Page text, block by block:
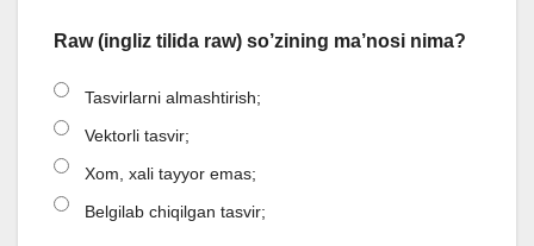
Raw (ingliz tilida raw) so’zining ma’nosi nima?
Tasvirlarni almashtirish;
Vektorli tasvir;
Xom, xali tayyor emas;
Belgilab chiqilgan tasvir;